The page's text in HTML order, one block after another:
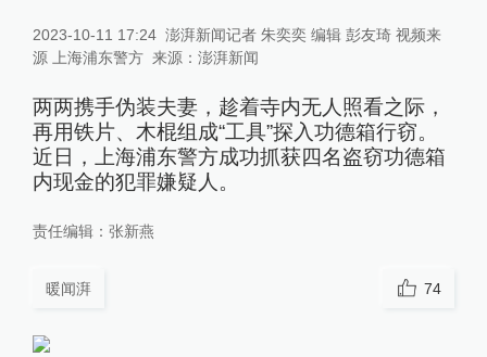
2023-10-11 17:24 澎湃新闻记者 朱奕奕 编辑 彭友琦 视频来
源 上海浦东警方 来源： 澎湃新闻
两两携手伪装夫妻，趁着寺内无人照看之际，
再用铁片、木棍组成“工具”探入功德箱行窃。
近日，上海浦东警方成功抓获四名盗窃功德箱
内现金的犯罪嫌疑人。
责任编辑： 张新燕
暖闻湃 74